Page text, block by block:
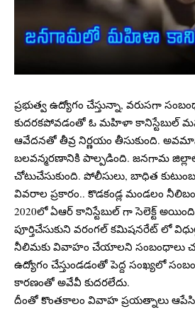
ప్రభుత్వ ఉద్యోగం చేస్తున్నా, వరుసగా
కుదరకపోవడంతో ఓ మహిళా కానిస్టేబుల్
ఆవేదనతో తీవ్ర నిర్ణయం తీసుకుంది.
బలవన్మరణానికి పాల్పడింది. జనగామ
చోటుచేసుకుంది. పోలీసులు, బాధిత
వివరాల ప్రకారం.. కొడకండ్ల మండలం
2020లో ఏఆర్ కానిస్టేబుల్ గా సెలెక్ట్
పూర్తిచేసుకుని వరంగల్ కమిషనరేట్ లో
నీలిమకు వివాహం చేయాలని సంబంధాలు
ఉద్యోగం చేస్తుండడంతో పెద్ద సంఖ్యలో
కారణంతో అవేవీ కుదరలేదు.
దీంతో కొంతకాలం వివాహ ప్రయత్నాలు